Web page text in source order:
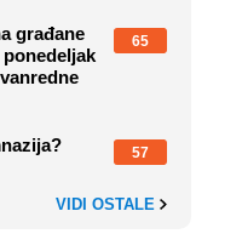
građane
65
57
VIDI OSTALE